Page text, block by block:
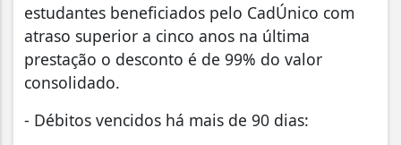
estudantes beneficiados pelo CadÚnico com
atraso superior a cinco anos na última
prestação o desconto é de 99% do valor
consolidado.
- Débitos vencidos há mais de 90 dias: